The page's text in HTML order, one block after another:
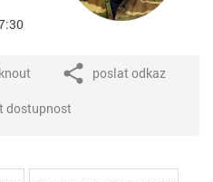
poslat odkaz
dostupnost